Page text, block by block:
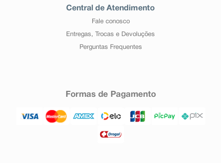
Central de Atendimento
Fale conosco
Entregas, Trocas e Devoluções
Perguntas Frequentes
Formas de Pagamento